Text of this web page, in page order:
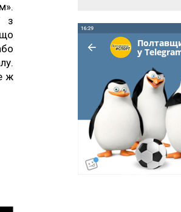
з
ж